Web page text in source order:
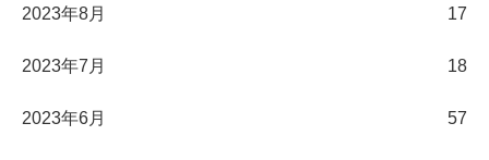
2023年8月 17
2023年7月 18
2023年6月 57